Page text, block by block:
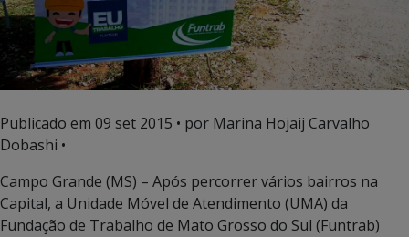
Publicado em 09 set 2015 • por Marina Hojaij Carvalho
Dobashi •
Campo Grande (MS) – Após percorrer vários bairros na
Capital, a Unidade Móvel de Atendimento (UMA) da
Fundação de Trabalho de Mato Grosso do Sul (Funtrab)